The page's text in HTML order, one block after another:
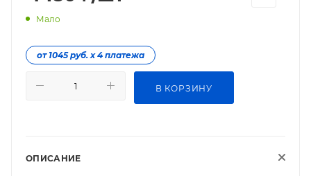
Мало
от 1045 руб. х 4 платежа
В КОРЗИНУ
ОПИСАНИЕ